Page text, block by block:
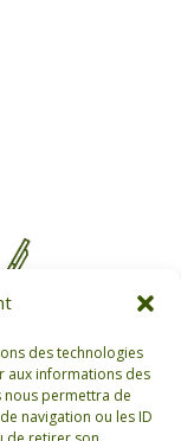
des technologies
aux informations des
nous permettra de
navigation ou les ID